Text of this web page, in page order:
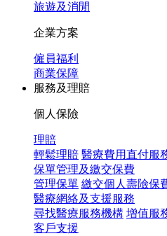
旅遊及消閒
企業方案
僱員福利
商業保障
服務及理賠
個人保險
理賠
輕鬆理賠 醫療費用直付服
保單管理及繳交保費
管理保單 繳交個人壽險保
醫療網絡及支援服務
尋找醫療服務機構 增值服
客戶支援